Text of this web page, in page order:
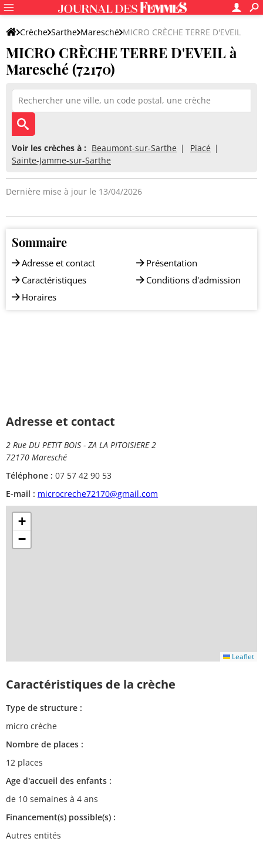
Crèche Sarthe Maresché MICRO CRÈCHE TERRE D'EVEIL
MICRO CRÈCHE TERRE D'EVEIL à
Maresché (72170)
Voir les crèches à : Beaumont-sur-Sarthe
Piacé
Sainte-Jamme-sur-Sarthe
Dernière mise à jour le 13/04/2026
Sommaire
Adresse et contact
Caractéristiques
Horaires
Présentation
Conditions d'admission
Adresse et contact
2 Rue DU PETIT BOIS - ZA LA PITOISIERE 2
72170 Maresché
Téléphone : 07 57 42 90 53
E-mail : microcreche72170@gmail.com
+
−
Leaflet
Caractéristiques de la crèche
Type de structure :
micro crèche
Nombre de places :
12 places
Age d'accueil des enfants :
de 10 semaines à 4 ans
Financement(s) possible(s) :
Autres entités